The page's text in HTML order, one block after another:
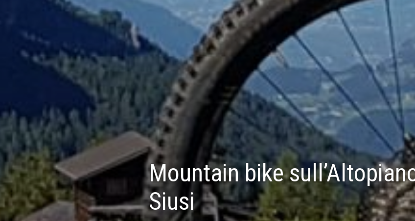
Mountain bike
Siusi